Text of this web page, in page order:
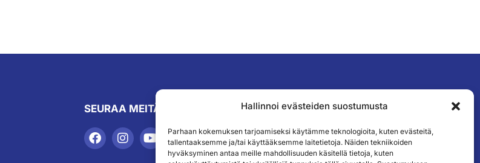
Hallinnoi evästeiden suostumusta
Parhaan kokemuksen tarjoamiseksi käytämme teknologioita, kuten evästeitä,
tallentaaksemme ja/tai käyttääksemme laitetietoja. Näiden tekniikoiden
hyväksyminen antaa meille mahdollisuuden käsitellä tietoja, kuten
SEURAA MEITÄ TILAA UUTISKIRJEEMME